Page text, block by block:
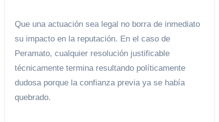
Que una actuación sea legal no borra de inmediato
su impacto en la reputación. En el caso de
Peramato, cualquier resolución justificable
técnicamente termina resultando políticamente
dudosa porque la confianza previa ya se había
quebrado.